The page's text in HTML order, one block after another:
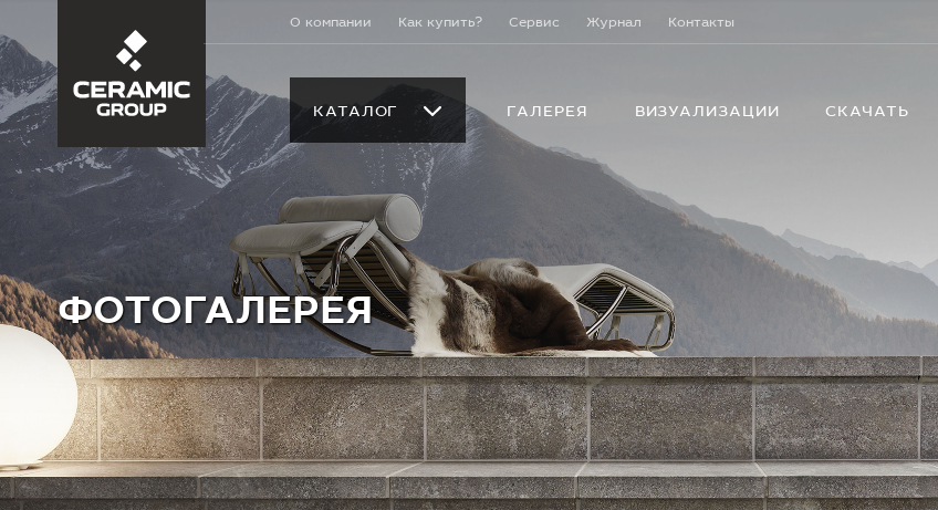
О компании Как купить? Сервис Журнал Контакты
КАТАЛОГ ГАЛЕРЕЯ ВИЗУАЛИЗАЦИИ СКАЧАТЬ
ФОТОГАЛЕРЕЯ